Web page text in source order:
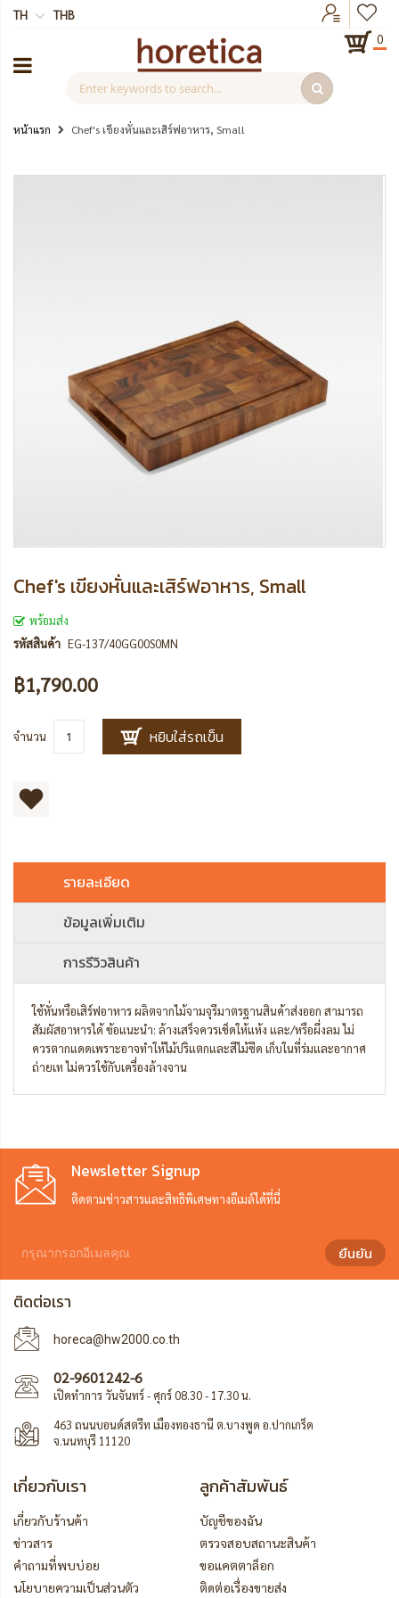
TH
THB
0
หน้าแรก Chef's เขียงหั่นและเสิร์ฟอาหาร, Small
Chef's เขียงหั่นและเสิร์ฟอาหาร, Small
พร้อมส่ง
รหัสสินค้า EG-137/40GG00S0MN
฿1,790.00
จำนวน หยิบใส่รถเข็น
รายละเอียด
ข้อมูลเพิ่มเติม
การรีวิวสินค้า
ใช้หั่นหรือเสิร์ฟอาหาร ผลิตจากไม้จามจุรีมาตรฐานสินค้าส่งออก สามารถ
สัมผัสอาหารได้ ข้อแนะนำ: ล้างเสร็จควรเช็ดให้แห้ง และ/หรือผึ่งลม ไม่
ควรตากแดดเพราะอาจทำให้ไม้ปริแตกและสีไม้ซีด เก็บในที่ร่มและอากาศ
ถ่ายเท ไม่ควรใช้กับเครื่องล้างจาน
Newsletter Signup
ติดตามข่าวสารและสิทธิพิเศษทางอีเมล์ได้ที่นี่
ยืนยัน
ติดต่อเรา
horeca@hw2000.co.th
02-9601242-6
เปิดทำการ วันจันทร์ - ศุกร์ 08.30 - 17.30 น.
463 ถนนบอนด์สตรีท เมืองทองธานี ต.บางพูด อ.ปากเกร็ด
จ.นนทบุรี 11120
เกี่ยวกับเรา
เกี่ยวกับร้านค้า
ข่าวสาร
คำถามที่พบบ่อย
นโยบายความเป็นส่วนตัว
ลูกค้าสัมพันธ์
บัญชีของฉัน
ตรวจสอบสถานะสินค้า
ขอแคตตาล็อก
ติดต่อเรื่องขายส่ง